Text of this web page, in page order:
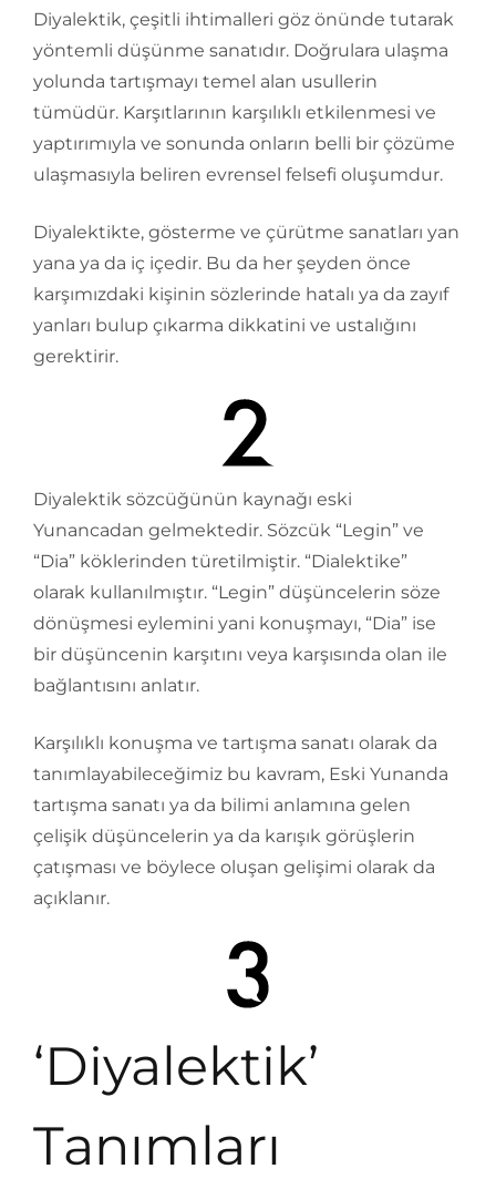
Diyalektik, çeşitli ihtimalleri göz önünde tutarak
yöntemli düşünme sanatıdır. Doğrulara ulaşma
yolunda tartışmayı temel alan usullerin
tümüdür. Karşıtlarının karşılıklı etkilenmesi ve
yaptırımıyla ve sonunda onların belli bir çözüme
ulaşmasıyla beliren evrensel felsefi oluşumdur.
Diyalektikte, gösterme ve çürütme sanatları yan
yana ya da iç içedir. Bu da her şeyden önce
karşımızdaki kişinin sözlerinde hatalı ya da zayıf
yanları bulup çıkarma dikkatini ve ustalığını
gerektirir.
Diyalektik sözcüğünün kaynağı eski
Yunancadan gelmektedir. Sözcük “Legin” ve
“Dia” köklerinden türetilmiştir. “Dialektike”
olarak kullanılmıştır. “Legin” düşüncelerin söze
dönüşmesi eylemini yani konuşmayı, “Dia” ise
bir düşüncenin karşıtını veya karşısında olan ile
bağlantısını anlatır.
Karşılıklı konuşma ve tartışma sanatı olarak da
tanımlayabileceğimiz bu kavram, Eski Yunanda
tartışma sanatı ya da bilimi anlamına gelen
çelişik düşüncelerin ya da karışık görüşlerin
çatışması ve böylece oluşan gelişimi olarak da
açıklanır.
‘Diyalektik’
Tanımları